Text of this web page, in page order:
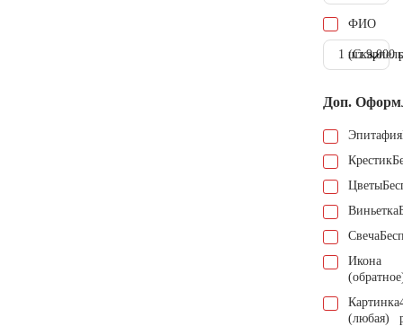
ФИО
1 шт.9.000
Доп.
Эпитафия
Крестик
Цветы
Виньетка
Свеча
Икона
Картинка
(любая)